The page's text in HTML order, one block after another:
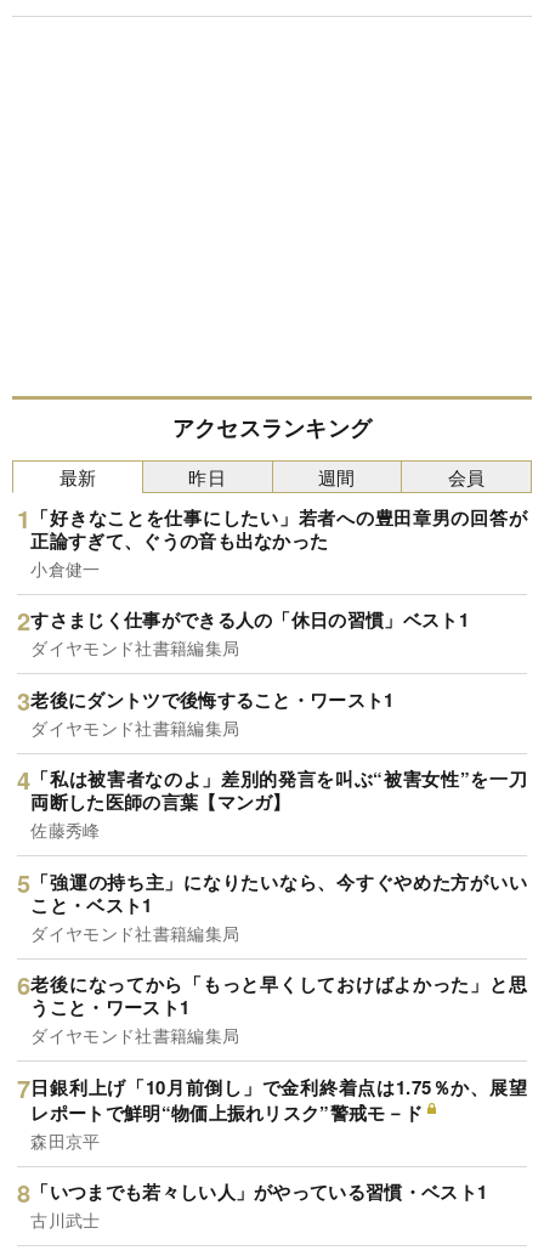
アクセスランキング
最新
「好きなことを仕事にしたい」若者への豊田章男の回答が
正論すぎて、ぐうの音も出なかった
小倉健一
すさまじく仕事ができる人の「休日の習慣」ベスト1
ダイヤモンド社書籍編集局
老後にダントツで後悔すること・ワースト1
ダイヤモンド社書籍編集局
「私は被害者なのよ」差別的発言を叫ぶ“被害女性”を一刀
両断した医師の言葉【マンガ】
佐藤秀峰
「強運の持ち主」になりたいなら、今すぐやめた方がいい
こと・ベスト1
ダイヤモンド社書籍編集局
老後になってから「もっと早くしておけばよかった」と思
うこと・ワースト1
ダイヤモンド社書籍編集局
日銀利上げ「10月前倒し」で金利終着点は1.75％か、展望
レポートで鮮明“物価上振れリスク”警戒モ－ド
森田京平
「いつまでも若々しい人」がやっている習慣・ベスト1
古川武士
昨日 週間 会員